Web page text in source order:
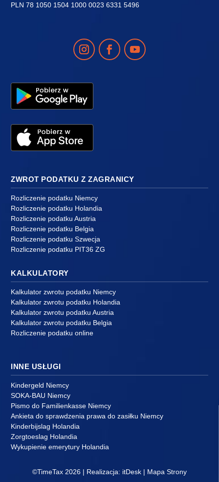
PLN 78 1050 1504 1000 0023 6331 5496
ZWROT PODATKU Z ZAGRANICY
Rozliczenie podatku Niemcy
Rozliczenie podatku Holandia
Rozliczenie podatku Austria
Rozliczenie podatku Belgia
Rozliczenie podatku Szwecja
Rozliczenie podatku PIT36 ZG
KALKULATORY
Kalkulator zwrotu podatku Niemcy
Kalkulator zwrotu podatku Holandia
Kalkulator zwrotu podatku Austria
Kalkulator zwrotu podatku Belgia
Rozliczenie podatku online
INNE USŁUGI
Kindergeld Niemcy
SOKA-BAU Niemcy
Pismo do Familienkasse Niemcy
Ankieta do sprawdzenia prawa do zasiłku Niemcy
Kinderbijslag Holandia
Zorgtoeslag Holandia
Wykupienie emerytury Holandia
©TimeTax 2026 | Realizacja: itDesk | Mapa Strony